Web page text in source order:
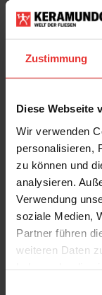
Zustimmung
Diese Webseite
Wir verwenden
personalisieren,
zu können und
analysieren.
Verwendung
soziale Medien,
Partner führen
weiteren Daten
Fondovalle - Jura
Villeroy & Boch
Strong Tones
60 x 60 cm
cool shellstone - matt